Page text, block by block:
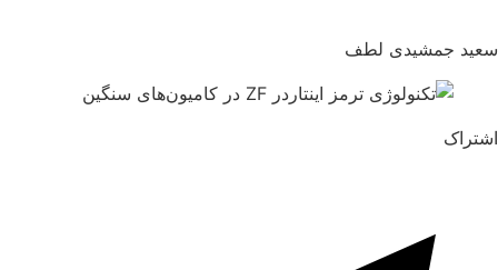
سعید جمشیدی لطف
اشتراک